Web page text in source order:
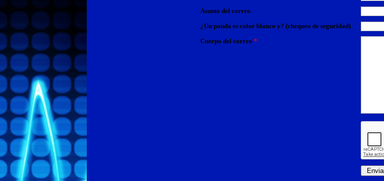
Asunto del correo
¿Un panda es color blanco y? (chequeo de seguridad)
Cuerpo del correo *